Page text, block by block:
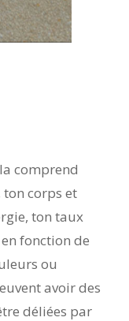
comprend
ton corps et
ton taux
fonction de
ou
avoir des
déliées par